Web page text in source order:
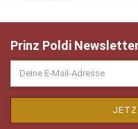
Prinz Poldi